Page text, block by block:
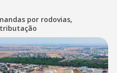
por rodovias,